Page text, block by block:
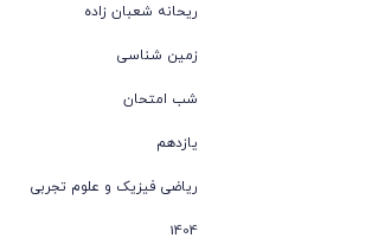
ریحانه شعبان‌ زاده
زمین شناسی
شب امتحان
یازدهم
ریاضی فیزیک و علوم تجربی
1404